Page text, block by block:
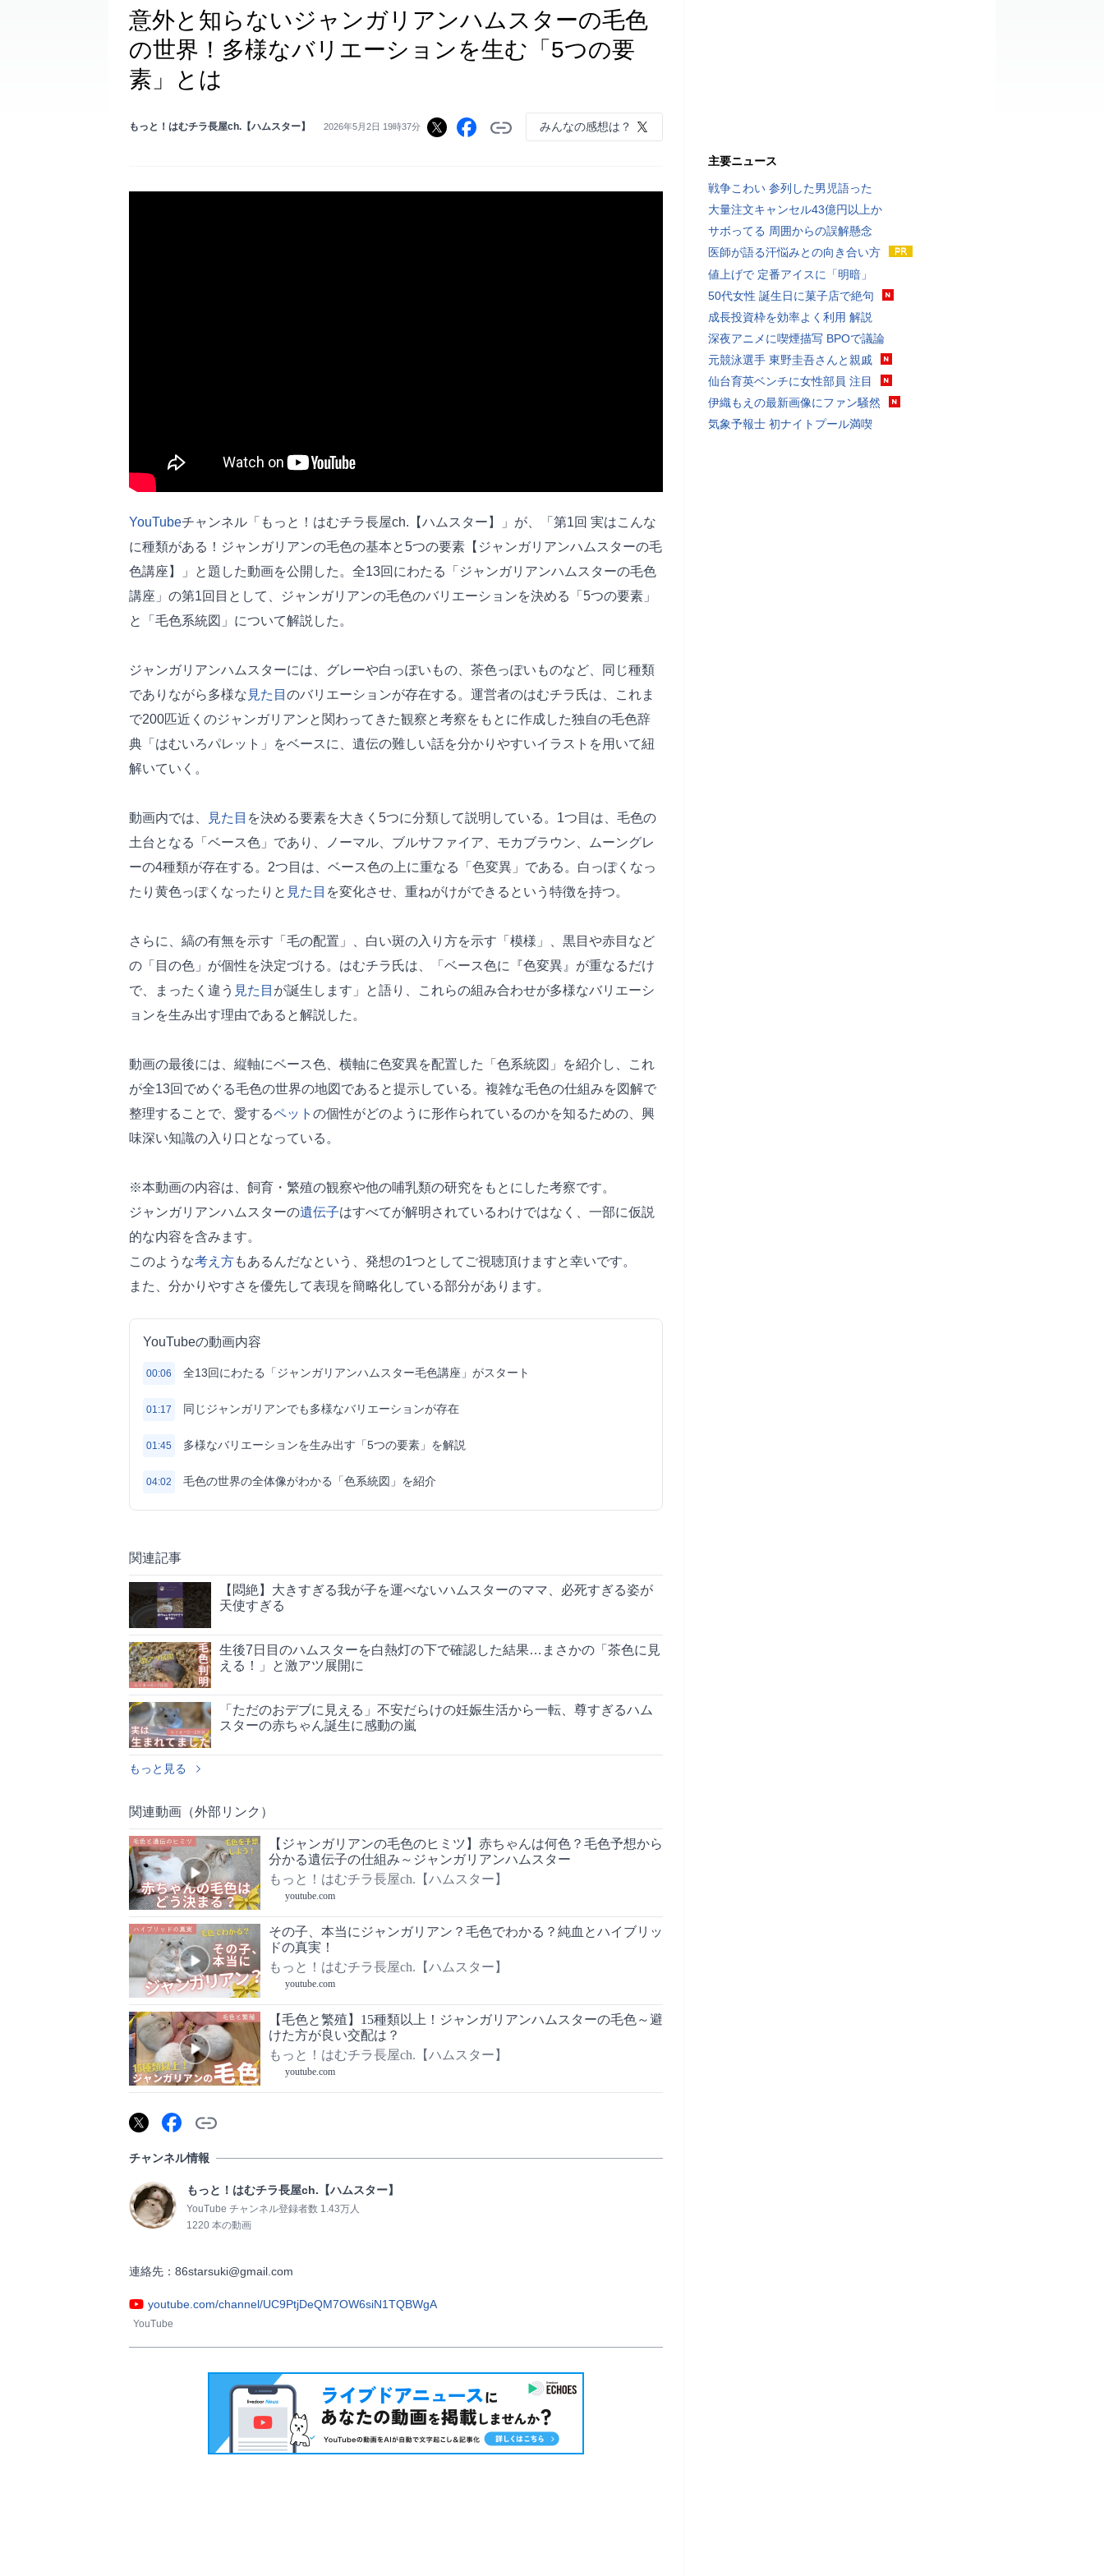
意外と知らないジャンガリアンハムスターの毛色
の世界！多様なバリエーションを生む「5つの要
素」とは
もっと！はむチラ長屋ch.【ハムスター】 2026年5月2日 19時37分 みんなの感想は？
YouTubeチャンネル「もっと！はむチラ長屋ch.【ハムスター】」が、「第1回 実はこんな
に種類がある！ジャンガリアンの毛色の基本と5つの要素【ジャンガリアンハムスターの毛
色講座】」と題した動画を公開した。全13回にわたる「ジャンガリアンハムスターの毛色
講座」の第1回目として、ジャンガリアンの毛色のバリエーションを決める「5つの要素」
と「毛色系統図」について解説した。
ジャンガリアンハムスターには、グレーや白っぽいもの、茶色っぽいものなど、同じ種類
でありながら多様な 見た目 のバリエーションが存在する。運営者のはむチラ氏は、これま
で200匹近くのジャンガリアンと関わってきた観察と考察をもとに作成した独自の毛色辞
典「はむいろパレット」をベースに、遺伝の難しい話を分かりやすいイラストを用いて紐
解いていく。
動画内では、 見た目 を決める要素を大きく5つに分類して説明している。1つ目は、毛色の
土台となる「ベース色」であり、ノーマル、ブルサファイア、モカブラウン、ムーングレ
ーの4種類が存在する。2つ目は、ベース色の上に重なる「色変異」である。白っぽくなっ
たり黄色っぽくなったりと 見た目 を変化させ、重ねがけができるという特徴を持つ。
さらに、縞の有無を示す「毛の配置」、白い斑の入り方を示す「模様」、黒目や赤目など
の「目の色」が個性を決定づける。はむチラ氏は、「ベース色に『色変異』が重なるだけ
で、まったく違う 見た目 が誕生します」と語り、これらの組み合わせが多様なバリエーシ
ョンを生み出す理由であると解説した。
動画の最後には、縦軸にベース色、横軸に色変異を配置した「色系統図」を紹介し、これ
が全13回でめぐる毛色の世界の地図であると提示している。複雑な毛色の仕組みを図解で
整理することで、愛するペット の個性がどのように形作られているのかを知るための、興
味深い知識の入り口となっている。
※本動画の内容は、飼育・繁殖の観察や他の哺乳類の研究をもとにした考察です。
ジャンガリアンハムスターの遺伝子はすべてが解明されているわけではなく、一部に仮説
的な内容を含みます。
このような考え方もあるんだなという、発想の1つとしてご視聴頂けますと幸いです。
また、分かりやすさを優先して表現を簡略化している部分があります。
YouTubeの動画内容
00:06 全13回にわたる「ジャンガリアンハムスター毛色講座」がスタート
01:17 同じジャンガリアンでも多様なバリエーションが存在
01:45 多様なバリエーションを生み出す「5つの要素」を解説
04:02 毛色の世界の全体像がわかる「色系統図」を紹介
関連記事
【悶絶】大きすぎる我が子を運べないハムスターのママ、必死すぎる姿が
天使すぎる
生後7日目のハムスターを白熱灯の下で確認した結果…まさかの「茶色に見
える！」と激アツ展開に
「ただのおデブに見える」不安だらけの妊娠生活から一転、尊すぎるハム
スターの赤ちゃん誕生に感動の嵐
もっと見る
関連動画（外部リンク）
【ジャンガリアンの毛色のヒミツ】赤ちゃんは何色？毛色予想から
分かる遺伝子の仕組み～ジャンガリアンハムスター
もっと！はむチラ長屋ch.【ハムスター】
youtube.com
その子、本当にジャンガリアン？毛色でわかる？純血とハイブリッ
ドの真実！
もっと！はむチラ長屋ch.【ハムスター】
youtube.com
【毛色と繁殖】15種類以上！ジャンガリアンハムスターの毛色～避
けた方が良い交配は？
もっと！はむチラ長屋ch.【ハムスター】
youtube.com
チャンネル情報
もっと！はむチラ長屋ch.【ハムスター】
YouTube チャンネル登録者数 1.43万人
1220 本の動画
連絡先：86starsuki@gmail.com
youtube.com/channel/UC9PtjDeQM7OW6siN1TQBWgA
YouTube
主要ニュース
戦争こわい 参列した男児語った
大量注文キャンセル43億円以上か
サボってる 周囲からの誤解懸念
医師が語る汗悩みとの向き合い方
値上げで 定番アイスに「明暗」
50代女性 誕生日に菓子店で絶句
成長投資枠を効率よく利用 解説
深夜アニメに喫煙描写 BPOで議論
元競泳選手 東野圭吾さんと親戚
仙台育英ベンチに女性部員 注目
伊織もえの最新画像にファン騒然
気象予報士 初ナイトプール満喫